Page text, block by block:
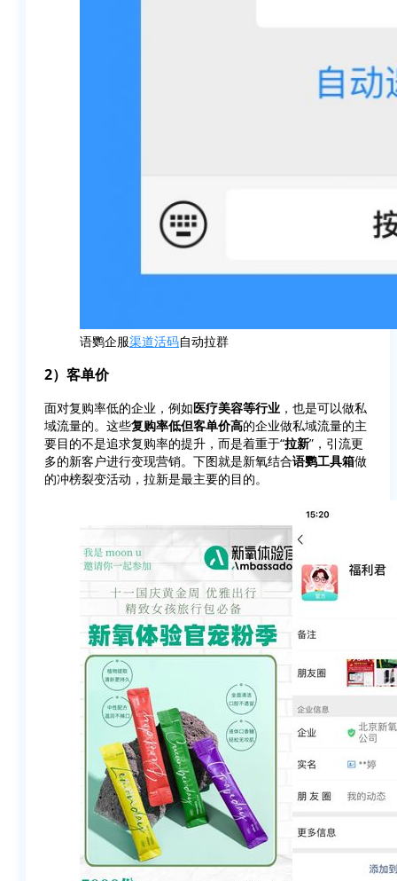
语鹦企服渠道活码自动拉群
2）客单价
面对复购率低的企业，例如医疗美容等行业 ，也是可以做私
域流量的。这些复购率低但客单价高的企业做私域流量的主
要目的不是追求复购率的提升，而是着重于“拉新”，引流更
多的新客户进行变现营销。下图就是新氧结合语鹦工具箱做
的冲榜裂变活动，拉新是最主要的目的。